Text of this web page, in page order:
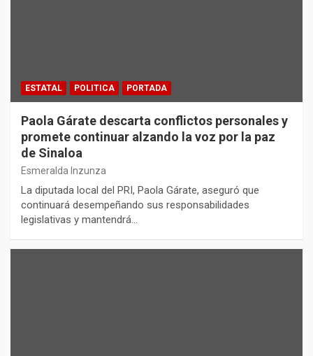
ESTATAL POLITICA PORTADA
Paola Gárate descarta conflictos personales y
promete continuar alzando la voz por la paz
de Sinaloa
Esmeralda Inzunza
La diputada local del PRI, Paola Gárate, aseguró que
continuará desempeñando sus responsabilidades
legislativas y mantendrá…